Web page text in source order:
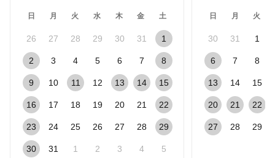
日 月 火 水 木 金 土
26 27 28 29 30 31 1
2 3 4 5 6 7 8
9 10 11 12 13 14 15
16 17 18 19 20 21 22
23 24 25 26 27 28 29
30 31 1 2 3 4 5
日 月 火
30 31 1
6 7 8
13 14 15
20 21 22
27 28 29